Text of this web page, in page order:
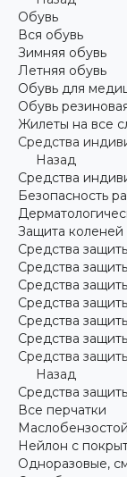
Обувь
Вся обувь
Зимняя обувь
Летняя обувь
Обувь для
Обувь
Жилеты на все
Средства
Назад
Средства
Безопасность
Защита коленей
Средства
Средства
Средства
Средства
Средства
Средства
Средства
Назад
Средства
Все перчатки
Нейлон с
Одноразовые,